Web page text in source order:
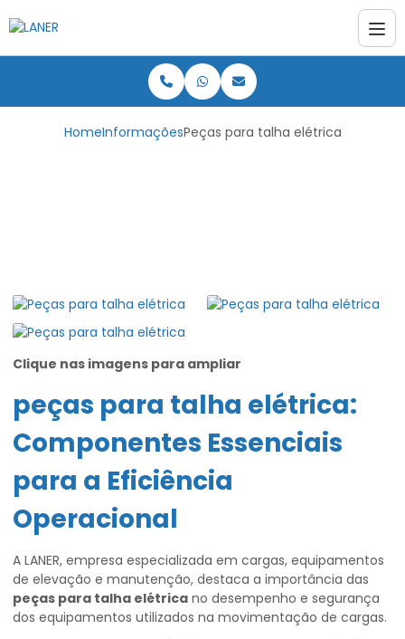
HomeInformaçõesPeças para talha elétrica
Clique nas imagens para ampliar
peças para talha elétrica:
Componentes Essenciais
para a Eficiência
Operacional
A LANER, empresa especializada em cargas, equipamentos
de elevação e manutenção, destaca a importância das
peças para talha elétrica no desempenho e segurança
dos equipamentos utilizados na movimentação de cargas.